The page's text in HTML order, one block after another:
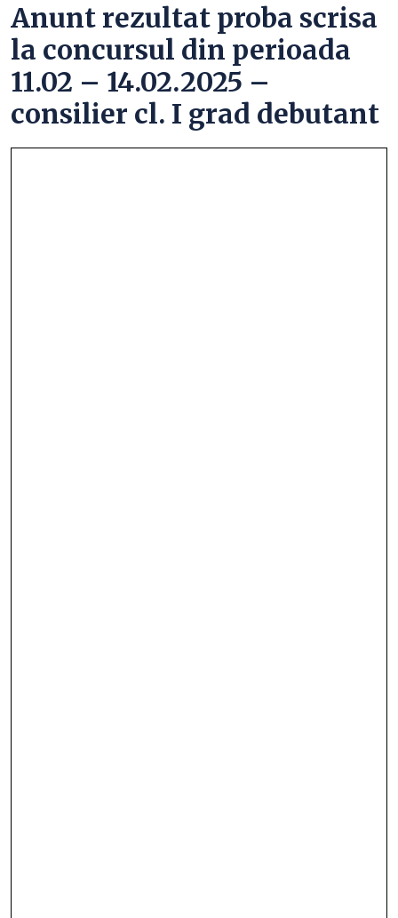
Anunt rezultat proba scrisa
la concursul din perioada
11.02 – 14.02.2025 –
consilier cl. I grad debutant